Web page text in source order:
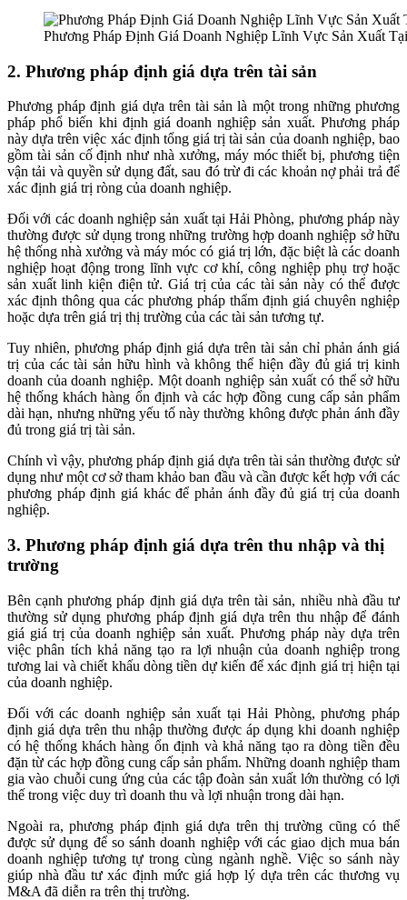
Phương Pháp Định Giá Doanh Nghiệp Lĩnh Vực Sản Xuất
2. Phương pháp định giá dựa trên tài sản
Phương pháp định giá dựa trên tài sản là một trong những phương
pháp phổ biến khi định giá doanh nghiệp sản xuất. Phương pháp
này dựa trên việc xác định tổng giá trị tài sản của doanh nghiệp, bao
gồm tài sản cố định như nhà xưởng, máy móc thiết bị, phương tiện
vận tải và quyền sử dụng đất, sau đó trừ đi các khoản nợ phải trả để
xác định giá trị ròng của doanh nghiệp.
Đối với các doanh nghiệp sản xuất tại Hải Phòng, phương pháp này
thường được sử dụng trong những trường hợp doanh nghiệp sở hữu
hệ thống nhà xưởng và máy móc có giá trị lớn, đặc biệt là các doanh
nghiệp hoạt động trong lĩnh vực cơ khí, công nghiệp phụ trợ hoặc
sản xuất linh kiện điện tử. Giá trị của các tài sản này có thể được
xác định thông qua các phương pháp thẩm định giá chuyên nghiệp
hoặc dựa trên giá trị thị trường của các tài sản tương tự.
Tuy nhiên, phương pháp định giá dựa trên tài sản chỉ phản ánh giá
trị của các tài sản hữu hình và không thể hiện đầy đủ giá trị kinh
doanh của doanh nghiệp. Một doanh nghiệp sản xuất có thể sở hữu
hệ thống khách hàng ổn định và các hợp đồng cung cấp sản phẩm
dài hạn, nhưng những yếu tố này thường không được phản ánh đầy
đủ trong giá trị tài sản.
Chính vì vậy, phương pháp định giá dựa trên tài sản thường được sử
dụng như một cơ sở tham khảo ban đầu và cần được kết hợp với các
phương pháp định giá khác để phản ánh đầy đủ giá trị của doanh
nghiệp.
3. Phương pháp định giá dựa trên thu nhập và thị
trường
Bên cạnh phương pháp định giá dựa trên tài sản, nhiều nhà đầu tư
thường sử dụng phương pháp định giá dựa trên thu nhập để đánh
giá giá trị của doanh nghiệp sản xuất. Phương pháp này dựa trên
việc phân tích khả năng tạo ra lợi nhuận của doanh nghiệp trong
tương lai và chiết khấu dòng tiền dự kiến để xác định giá trị hiện tại
của doanh nghiệp.
Đối với các doanh nghiệp sản xuất tại Hải Phòng, phương pháp
định giá dựa trên thu nhập thường được áp dụng khi doanh nghiệp
có hệ thống khách hàng ổn định và khả năng tạo ra dòng tiền đều
đặn từ các hợp đồng cung cấp sản phẩm. Những doanh nghiệp tham
gia vào chuỗi cung ứng của các tập đoàn sản xuất lớn thường có lợi
thế trong việc duy trì doanh thu và lợi nhuận trong dài hạn.
Ngoài ra, phương pháp định giá dựa trên thị trường cũng có thể
được sử dụng để so sánh doanh nghiệp với các giao dịch mua bán
doanh nghiệp tương tự trong cùng ngành nghề. Việc so sánh này
giúp nhà đầu tư xác định mức giá hợp lý dựa trên các thương vụ
M&A đã diễn ra trên thị trường.